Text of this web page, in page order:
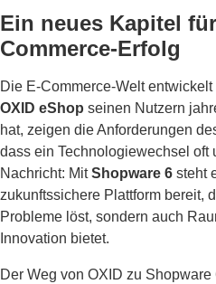
Ein neues Kapitel
Commerce-Erfolg
Die E-Commerce-Welt
OXID eShop seinen Nutzern
hat, zeigen die Anforderungen
dass ein Technologiewechsel oft
Nachricht: MitShopware 6 steht
zukunftssichere Plattform bereit,
Probleme löst, sondern auch
Innovation bietet.
Der Weg von OXID zu